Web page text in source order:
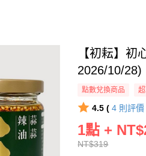
【初耘】
2026/10/28)
點數兌換商品
4.5 ( 4 則評價
NT$319
1點 +